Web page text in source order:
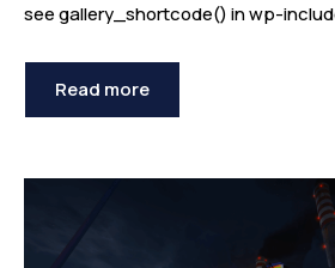
see gallery_shortcode() in wp-
Read more